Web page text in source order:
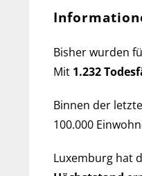
Bisher wurden
Mit 1.232
Binnen der
100.000
Luxemburg hat